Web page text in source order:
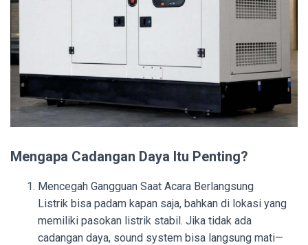
Mengapa Cadangan Daya Itu Penting?
Mencegah Gangguan Saat Acara Berlangsung
Listrik bisa padam kapan saja, bahkan di lokasi yang
memiliki pasokan listrik stabil. Jika tidak ada
cadangan daya, sound system bisa langsung mati—